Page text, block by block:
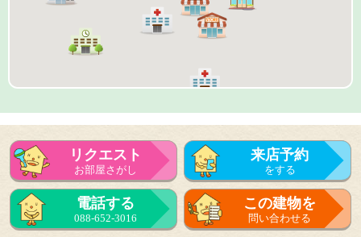
リクエスト
お部屋さがし
来店予約
をする
来店予約
をする
電話する
088-652-3016
この建物を
問い合わせる